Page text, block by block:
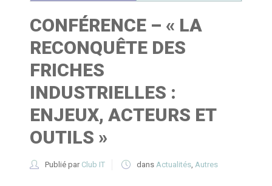
CONFÉRENCE – « LA
RECONQUÊTE DES
FRICHES
INDUSTRIELLES :
ENJEUX, ACTEURS ET
OUTILS »
Publié par Club IT dans Actualités Autres